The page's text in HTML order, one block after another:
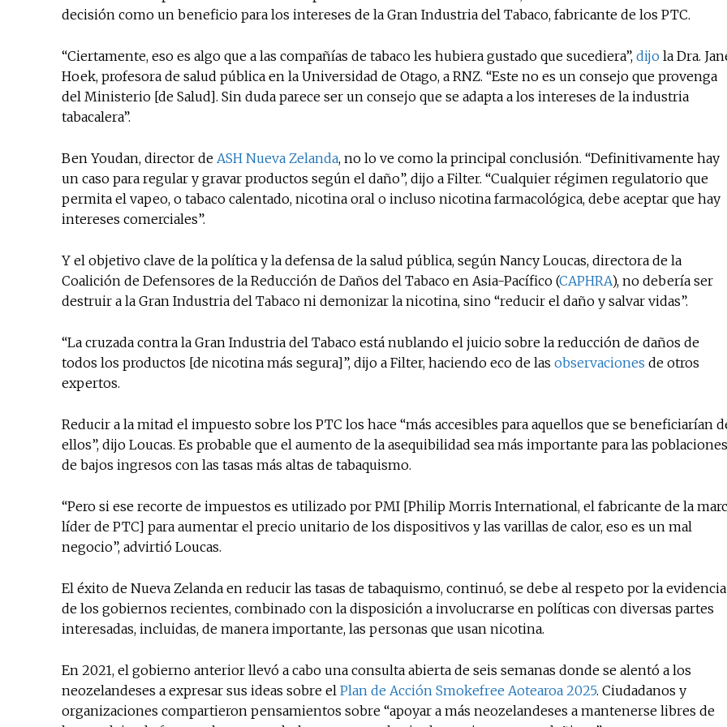
decisión como un beneficio para los intereses de la Gran Industria del Tabaco, fabricante de los PTC.
“Ciertamente, eso es algo que a las compañías de tabaco les hubiera gustado que sucediera”, dijo la Dra.
Hoek, profesora de salud pública en la Universidad de Otago, a RNZ. “Este no es un consejo que provenga
del Ministerio [de Salud]. Sin duda parece ser un consejo que se adapta a los intereses de la industria
tabacalera”.
Ben Youdan, director de ASH Nueva Zelanda, no lo ve como la principal conclusión. “Definitivamente hay
un caso para regular y gravar productos según el daño”, dijo a Filter. “Cualquier régimen regulatorio que
permita el vapeo, o tabaco calentado, nicotina oral o incluso nicotina farmacológica, debe aceptar que hay
intereses comerciales”.
Y el objetivo clave de la política y la defensa de la salud pública, según Nancy Loucas, directora de la
Coalición de Defensores de la Reducción de Daños del Tabaco en Asia-Pacífico (CAPHRA), no debería ser
destruir a la Gran Industria del Tabaco ni demonizar la nicotina, sino “reducir el daño y salvar vidas”.
“La cruzada contra la Gran Industria del Tabaco está nublando el juicio sobre la reducción de daños de
todos los productos [de nicotina más segura]”, dijo a Filter, haciendo eco de las observaciones de otros
expertos.
Reducir a la mitad el impuesto sobre los PTC los hace “más accesibles para aquellos que se beneficiarían
ellos”, dijo Loucas. Es probable que el aumento de la asequibilidad sea más importante para las poblaciones
de bajos ingresos con las tasas más altas de tabaquismo.
“Pero si ese recorte de impuestos es utilizado por PMI [Philip Morris International, el fabricante de la
líder de PTC] para aumentar el precio unitario de los dispositivos y las varillas de calor, eso es un mal
negocio”, advirtió Loucas.
El éxito de Nueva Zelanda en reducir las tasas de tabaquismo, continuó, se debe al respeto por la evidencia
de los gobiernos recientes, combinado con la disposición a involucrarse en políticas con diversas partes
interesadas, incluidas, de manera importante, las personas que usan nicotina.
En 2021, el gobierno anterior llevó a cabo una consulta abierta de seis semanas donde se alentó a los
neozelandeses a expresar sus ideas sobre el Plan de Acción Smokefree Aotearoa 2025. Ciudadanos y
organizaciones compartieron pensamientos sobre “apoyar a más neozelandeses a mantenerse libres de